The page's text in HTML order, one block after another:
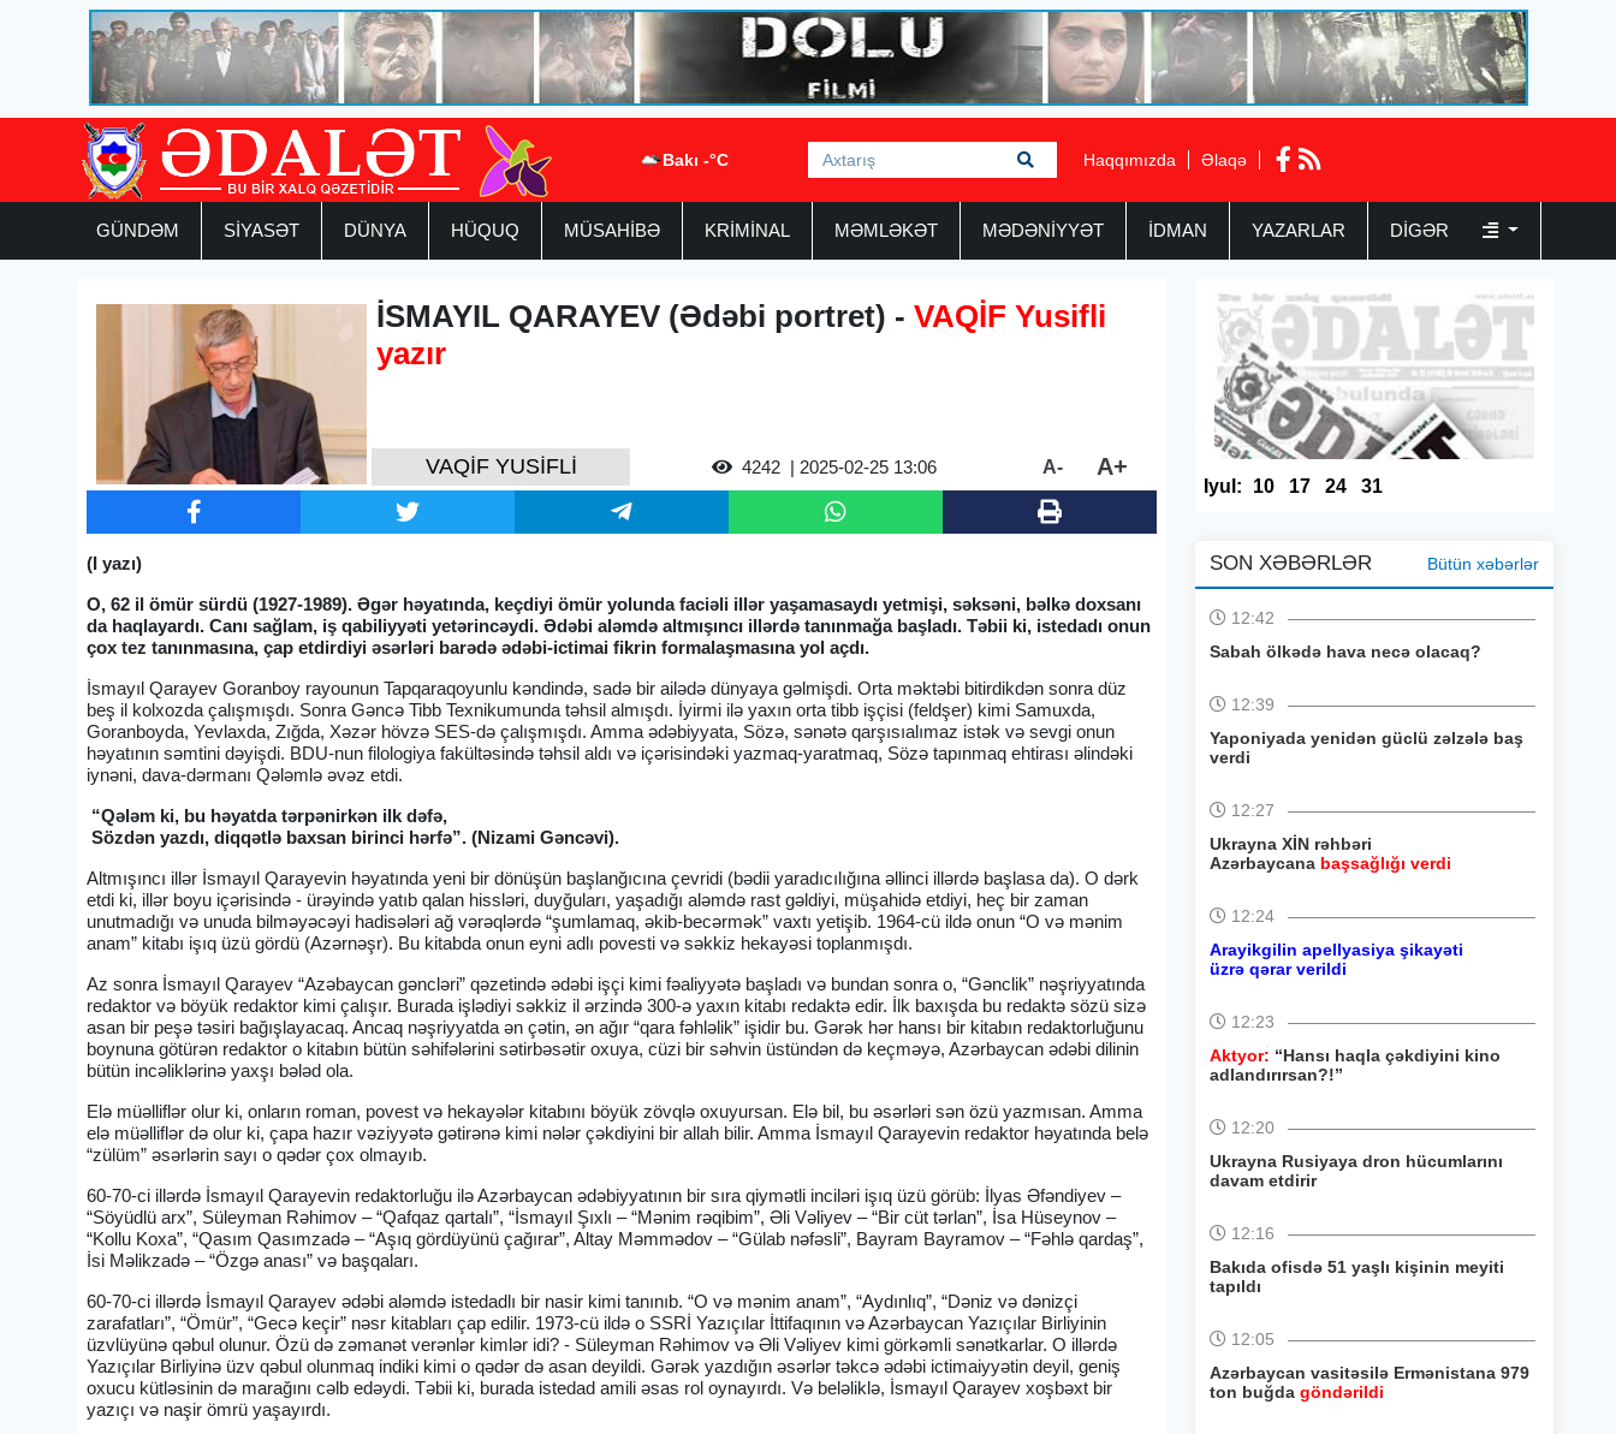
Bakı -°C Haqqımızda Əlaqə
GÜNDƏM SİYASƏT DÜNYA HÜQUQ MÜSAHİBƏ KRİMİNAL MƏMLƏKƏT MƏDƏNİYYƏT İDMAN YAZARLAR DIGƏR
İSMAYIL QARAYEV (Ədəbi portret) - VAQİF Yusifli
yazır
VAQİF YUSİFLİ 4242 | 2025-02-25 13:06 A- A+
(I yazı)
O, 62 il ömür sürdü (1927-1989). Əgər həyatında, keçdiyi ömür yolunda faciəli illər yaşamasaydı yetmişi, səksəni, bəlkə doxsanı
da haqlayardı. Canı sağlam, iş qabiliyyəti yetərincəydi. Ədəbi aləmdə altmışıncı illərdə tanınmağa başladı. Təbii ki, istedadı onun
çox tez tanınmasına, çap etdirdiyi əsərləri barədə ədəbi-ictimai fikrin formalaşmasına yol açdı.
İsmayıl Qarayev Goranboy rayounun Tapqaraqoyunlu kəndində, sadə bir ailədə dünyaya gəlmişdi. Orta məktəbi bitirdikdən sonra düz
beş il kolxozda çalışmışdı. Sonra Gəncə Tibb Texnikumunda təhsil almışdı. İyirmi ilə yaxın orta tibb işçisi (feldşer) kimi Samuxda,
Goranboyda, Yevlaxda, Zığda, Xəzər hövzə SES-də çalışmışdı. Amma ədəbiyyata, Sözə, sənətə qarşısıalımaz istək və sevgi onun
həyatının səmtini dəyişdi. BDU-nun filologiya fakültəsində təhsil aldı və içərisindəki yazmaq-yaratmaq, Sözə tapınmaq ehtirası əlindəki
iynəni, dava-dərmanı Qələmlə əvəz etdi.
“Qələm ki, bu həyatda tərpənirkən ilk dəfə,
Sözdən yazdı, diqqətlə baxsan birinci hərfə”. (Nizami Gəncəvi).
Altmışıncı illər İsmayıl Qarayevin həyatında yeni bir dönüşün başlanğıcına çevridi (bədii yaradıcılığına əllinci illərdə başlasa da). O dərk
etdi ki, illər boyu içərisində - ürəyində yatıb qalan hissləri, duyğuları, yaşadığı aləmdə rast gəldiyi, müşahidə etdiyi, heç bir zaman
unutmadığı və unuda bilməyəcəyi hadisələri ağ vərəqlərdə “şumlamaq, əkib-becərmək” vaxtı yetişib. 1964-cü ildə onun “O və mənim
anam” kitabı işıq üzü gördü (Azərnəşr). Bu kitabda onun eyni adlı povesti və səkkiz hekayəsi toplanmışdı.
Az sonra İsmayıl Qarayev “Azəbaycan gəncləri” qəzetində ədəbi işçi kimi fəaliyyətə başladı və bundan sonra o, “Gənclik” nəşriyyatında
redaktor və böyük redaktor kimi çalışır. Burada işlədiyi səkkiz il ərzində 300-ə yaxın kitabı redaktə edir. İlk baxışda bu redaktə sözü sizə
asan bir peşə təsiri bağışlayacaq. Ancaq nəşriyyatda ən çətin, ən ağır “qara fəhləlik” işidir bu. Gərək hər hansı bir kitabın redaktorluğunu
boynuna götürən redaktor o kitabın bütün səhifələrini sətirbəsətir oxuya, cüzi bir səhvin üstündən də keçməyə, Azərbaycan ədəbi dilinin
bütün incəliklərinə yaxşı bələd ola.
Elə müəlliflər olur ki, onların roman, povest və hekayələr kitabını böyük zövqlə oxuyursan. Elə bil, bu əsərləri sən özü yazmısan. Amma
elə müəlliflər də olur ki, çapa hazır vəziyyətə gətirənə kimi nələr çəkdiyini bir allah bilir. Amma İsmayıl Qarayevin redaktor həyatında belə
“zülüm” əsərlərin sayı o qədər çox olmayıb.
60-70-ci illərdə İsmayıl Qarayevin redaktorluğu ilə Azərbaycan ədəbiyyatının bir sıra qiymətli inciləri işıq üzü görüb: İlyas Əfəndiyev –
“Söyüdlü arx”, Süleyman Rəhimov – “Qafqaz qartalı”, “İsmayıl Şıxlı – “Mənim rəqibim”, Əli Vəliyev – “Bir cüt tərlan”, İsa Hüseynov –
“Kollu Koxa”, “Qasım Qasımzadə – “Aşıq gördüyünü çağırar”, Altay Məmmədov – “Gülab nəfəsli”, Bayram Bayramov – “Fəhlə qardaş”,
İsi Məlikzadə – “Özgə anası” və başqaları.
60-70-ci illərdə İsmayıl Qarayev ədəbi aləmdə istedadlı bir nasir kimi tanınıb. “O və mənim anam”, “Aydınlıq”, “Dəniz və dənizçi
zarafatları”, “Ömür”, “Gecə keçir” nəsr kitabları çap edilir. 1973-cü ildə o SSRİ Yazıçılar İttifaqının və Azərbaycan Yazıçılar Birliyinin
üzvlüyünə qəbul olunur. Özü də zəmanət verənlər kimlər idi? - Süleyman Rəhimov və Əli Vəliyev kimi görkəmli sənətkarlar. O illərdə
Yazıçılar Birliyinə üzv qəbul olunmaq indiki kimi o qədər də asan deyildi. Gərək yazdığın əsərlər təkcə ədəbi ictimaiyyətin deyil, geniş
oxucu kütləsinin də marağını cəlb edəydi. Təbii ki, burada istedad amili əsas rol oynayırdı. Və beləliklə, İsmayıl Qarayev xoşbəxt bir
yazıçı və naşir ömrü yaşayırdı.
Iyul: 10 17 24 31
SON XƏBƏRLƏR Bütün xəbərlər
12:42
Sabah ölkədə hava necə olacaq?
12:39
Yaponiyada yenidən güclü zəlzələ baş
verdi
12:27
Ukrayna XİN rəhbəri
Azərbaycana başsağlığı verdi
12:24
Arayikgilin apellyasiya şikayəti
üzrə qərar verildi
12:23
Aktyor: “Hansı haqla çəkdiyini kino
adlandırırsan?!”
12:20
Ukrayna Rusiyaya dron hücumlarını
davam etdirir
12:16
Bakıda ofisdə 51 yaşlı kişinin meyiti
tapıldı
12:05
Azərbaycan vasitəsilə Ermənistana 979
ton buğda göndərildi